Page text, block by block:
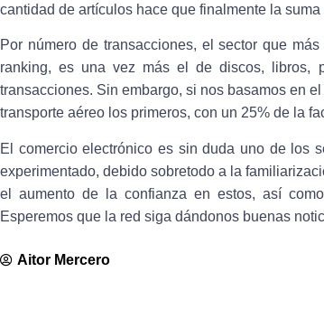
cantidad de artículos hace que finalmente la
Por número de transacciones, el sector que
ranking, es una vez más el de discos, libros,
transacciones. Sin embargo, si nos basamos en
transporte aéreo los primeros, con un 25% de la
El comercio electrónico es sin duda uno de los
experimentado, debido sobretodo a la
el aumento de la confianza en estos, así
Esperemos que la red siga dándonos buenas
Aitor Mercero